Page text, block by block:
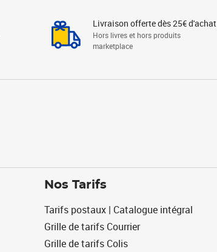
Livraison offerte dès 25€ d'achat
Hors livres et hors produits
marketplace
Nos Tarifs
Tarifs postaux | Catalogue intégral
Grille de tarifs Courrier
Grille de tarifs Colis